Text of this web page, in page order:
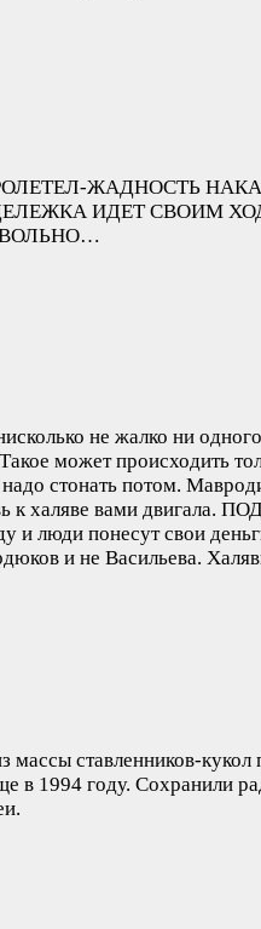
ЖАДНОСТЬ
ИДЕТ СВОИМ
не жалко ни
может происходить
надо стонать потом.
к халяве вами двигала.
и люди понесут свои
и не Васильева.
массы ставленников-кукол
в 1994 году. Сохранили